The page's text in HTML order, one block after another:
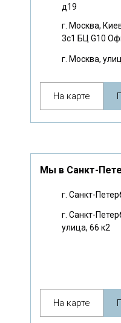
д19
г. Москва,
3с1 БЦ G10
г. Москва,
На карте
Мы в Санкт-
г. Санкт-
г. Санкт-
улица, 66 к2
На карте